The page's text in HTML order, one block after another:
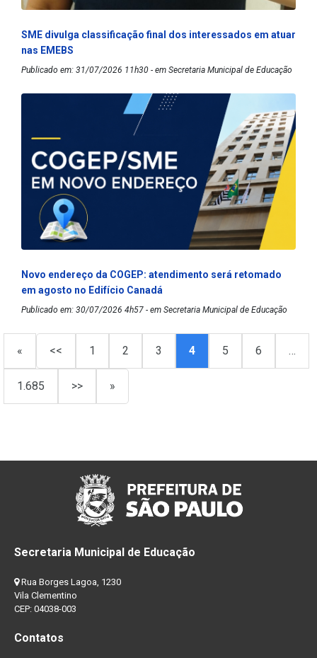
SME divulga classificação final dos interessados em atuar
nas EMEBS
Publicado em: 31/07/2026 11h30 - em Secretaria Municipal de Educação
Novo endereço da COGEP: atendimento será retomado
em agosto no Edifício Canadá
Publicado em: 30/07/2026 4h57 - em Secretaria Municipal de Educação
« << 1 2 3 4 5 6 …
1.685 >> »
Secretaria Municipal de Educação
Rua Borges Lagoa, 1230
Vila Clementino
CEP: 04038-003
Contatos